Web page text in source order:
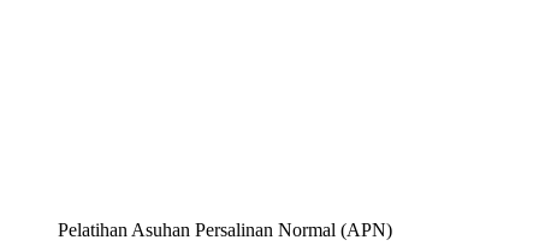
Pelatihan Asuhan Persalinan Normal (APN)